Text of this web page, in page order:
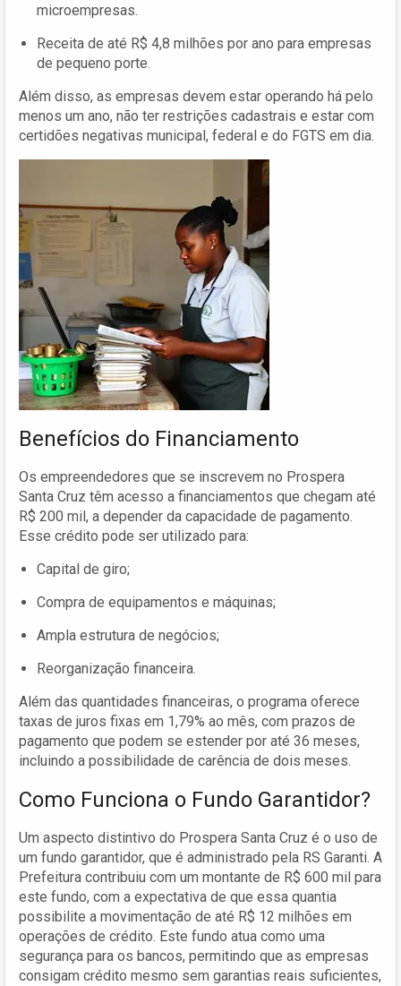
microempresas.
Receita de até R$ 4,8 milhões por ano para empresas
de pequeno porte.
Além disso, as empresas devem estar operando há pelo
menos um ano, não ter restrições cadastrais e estar com
certidões negativas municipal, federal e do FGTS em dia.
Benefícios do Financiamento
Os empreendedores que se inscrevem no Prospera
Santa Cruz têm acesso a financiamentos que chegam até
R$ 200 mil, a depender da capacidade de pagamento.
Esse crédito pode ser utilizado para:
Capital de giro;
Compra de equipamentos e máquinas;
Ampla estrutura de negócios;
Reorganização financeira.
Além das quantidades financeiras, o programa oferece
taxas de juros fixas em 1,79% ao mês, com prazos de
pagamento que podem se estender por até 36 meses,
incluindo a possibilidade de carência de dois meses.
Como Funciona o Fundo Garantidor?
Um aspecto distintivo do Prospera Santa Cruz é o uso de
um fundo garantidor, que é administrado pela RS Garanti. A
Prefeitura contribuiu com um montante de R$ 600 mil para
este fundo, com a expectativa de que essa quantia
possibilite a movimentação de até R$ 12 milhões em
operações de crédito. Este fundo atua como uma
segurança para os bancos, permitindo que as empresas
consigam crédito mesmo sem garantias reais suficientes,